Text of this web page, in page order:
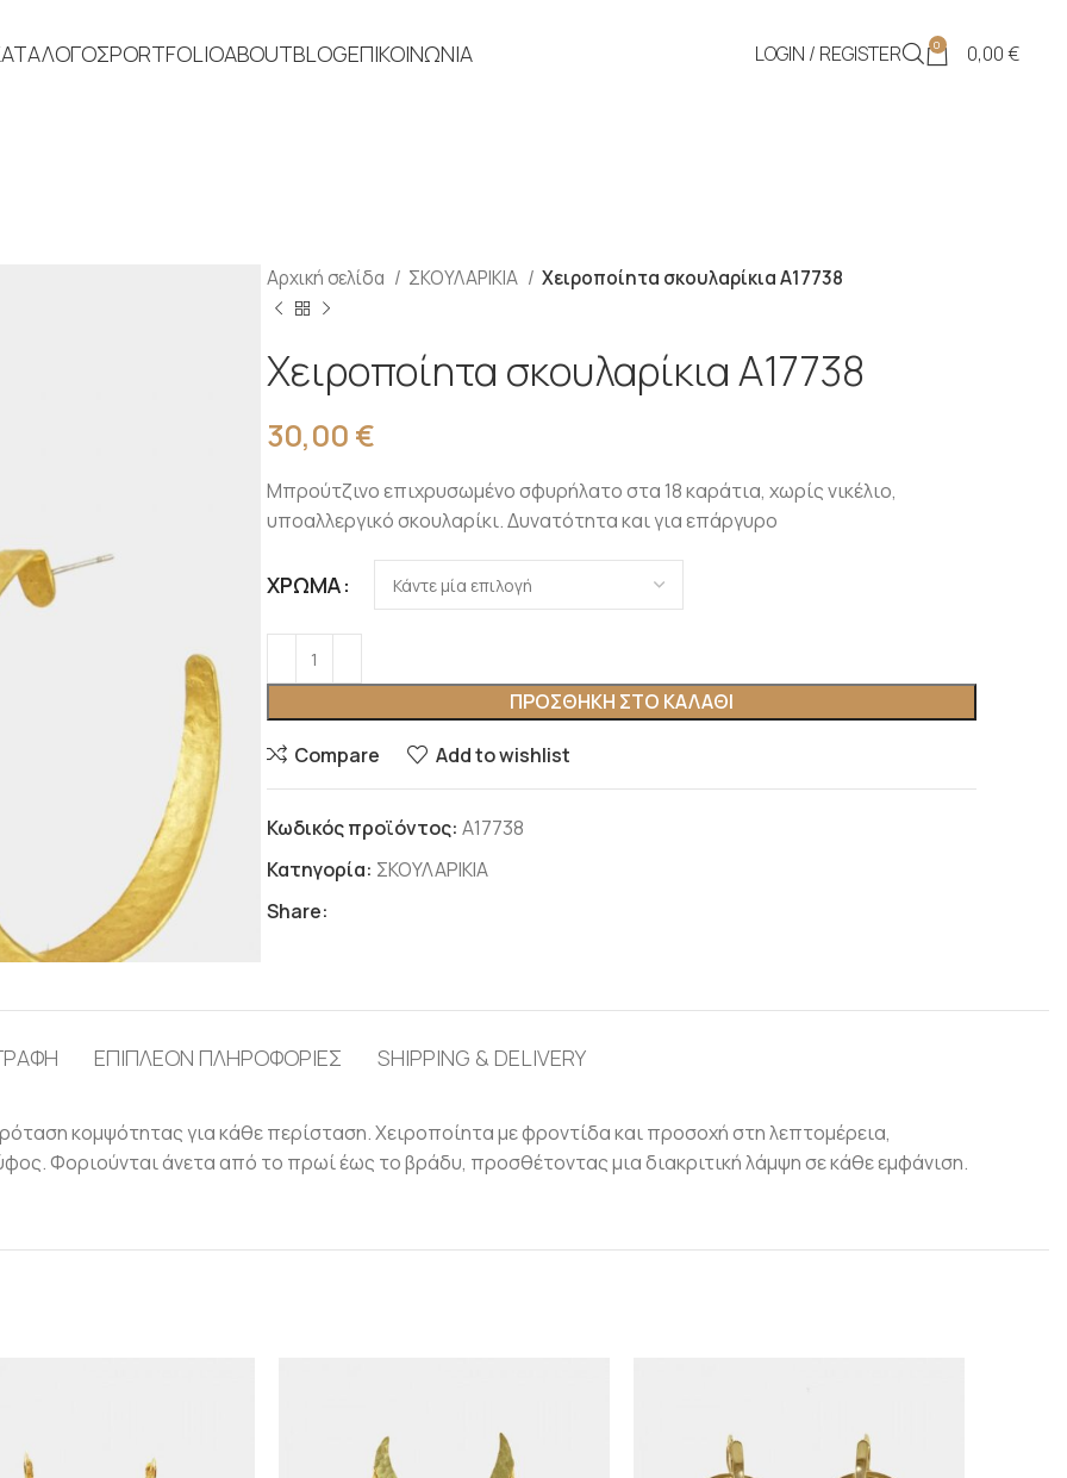
PORTFOLIOABOUTBLOGΕΠΙΚΟΙΝΩΝΙΑ LOGIN / REGISTER 0 0,00€
Αρχική σελίδα ΣΚΟΥΛΑΡΙΚΙΑ Χειροποίητα σκουλαρίκια Α17738
Χειροποίητα σκουλαρίκια Α17738
30,00 €
Μπρούτζινο επιχρυσωμένο σφυρήλατο στα 18 καράτια, χωρίς νικέλιο,
υποαλλεργικό σκουλαρίκι. Δυνατότητα και για επάργυρο
ΧΡΏΜΑ
ΠΡΟΣΘΉΚΗ ΣΤΟ ΚΑΛΆΘΙ
Compare Add to wishlist
Κωδικός προϊόντος: Α17738
Κατηγορία: ΣΚΟΥΛΑΡΙΚΙΑ
Share:
ΕΠΙΠΛΈΟΝ ΠΛΗΡΟΦΟΡΊΕΣ SHIPPING & DELIVERY
κομψότητας για κάθε περίσταση. Χειροποίητα με φροντίδα και προσοχή στη λεπτομέρεια,
Φοριούνται άνετα από το πρωί έως το βράδυ, προσθέτοντας μια διακριτική λάμψη σε κάθε εμφάνιση.